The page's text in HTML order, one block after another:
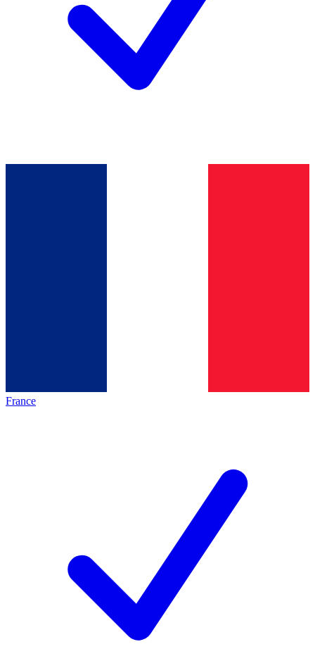
France